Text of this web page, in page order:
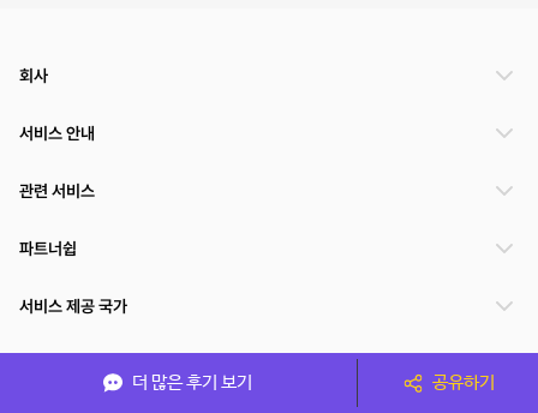
더 많은 후기 보기 공유하기
회사
서비스 안내
관련 서비스
파트너쉽
서비스 제공 국가
(주)NSPACE 사업자정보